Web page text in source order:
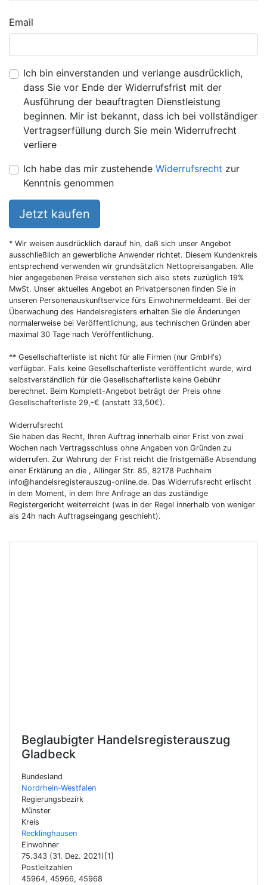
Beglaubigter Handelsregisterauszug
Gladbeck
Bundesland
Nordrhein-Westfalen
Regierungsbezirk
Münster
Kreis
Recklinghausen
Einwohner
75.343 (31. Dez. 2021)[1]
Postleitzahlen
45964, 45966, 45968
Email
Ich bin einverstanden und verlange ausdrücklich,
dass Sie vor Ende der Widerrufsfrist mit der
Ausführung der beauftragten Dienstleistung
beginnen. Mir ist bekannt, dass ich bei vollständiger
Vertragserfüllung durch Sie mein Widerrufrecht
verliere
Ich habe das mir zustehende Widerrufsrecht zur
Kenntnis genommen
Jetzt kaufen
* Wir weisen ausdrücklich darauf hin, daß sich unser Angebot
ausschließlich an gewerbliche Anwender richtet. Diesem Kundenkreis
entsprechend verwenden wir grundsätzlich Nettopreisangaben. Alle
hier angegebenen Preise verstehen sich also stets zuzüglich 19%
MwSt. Unser aktuelles Angebot an Privatpersonen finden Sie in
unseren Personenauskunftservice fürs Einwohnermeldeamt. Bei der
Überwachung des Handelsregisters erhalten Sie die Änderungen
normalerweise bei Veröffentlichung, aus technischen Gründen aber
maximal 30 Tage nach Veröffentlichung.
** Gesellschafterliste ist nicht für alle Firmen (nur GmbH's)
verfügbar. Falls keine Gesellschafterliste veröffentlicht wurde, wird
selbstverständlich für die Gesellschafterliste keine Gebühr
berechnet. Beim Komplett-Angebot beträgt der Preis ohne
Gesellschafterliste 29,-€ (anstatt 33,50€).
Widerrufsrecht
Sie haben das Recht, Ihren Auftrag innerhalb einer Frist von zwei
Wochen nach Vertragsschluss ohne Angaben von Gründen zu
widerrufen. Zur Wahrung der Frist reicht die fristgemäße Absendung
einer Erklärung an die , Allinger Str. 85, 82178 Puchheim
info@handelsregisterauszug-online.de. Das Widerrufsrecht erlischt
in dem Moment, in dem Ihre Anfrage an das zuständige
Registergericht weiterreicht (was in der Regel innerhalb von weniger
als 24h nach Auftragseingang geschieht).